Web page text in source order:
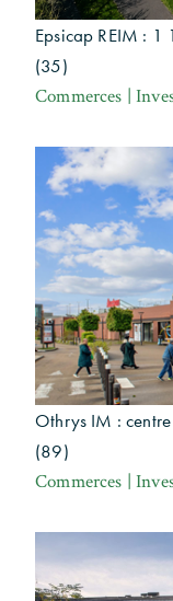
Epsicap REIM : 1
(35)
Commerces |
Othrys IM :
(89)
Commerces |